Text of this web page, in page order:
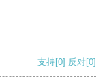
支持[0] 反对[0]